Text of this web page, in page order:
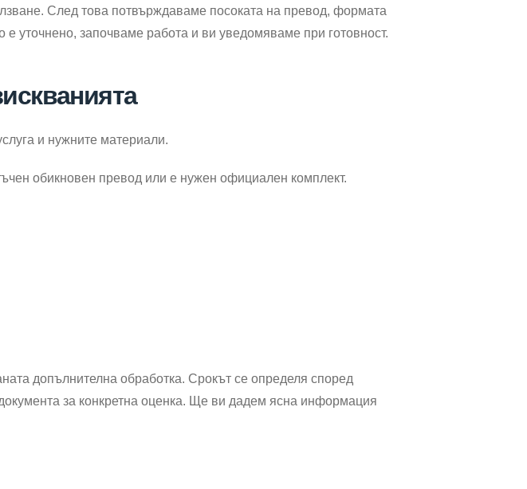
След това потвърждаваме посоката на превод, формата
уточнено, започваме работа и ви уведомяваме при готовност.
и нужните материали.
обикновен превод или е нужен официален комплект.
допълнителна обработка. Срокът се определя според
за конкретна оценка. Ще ви дадем ясна информация